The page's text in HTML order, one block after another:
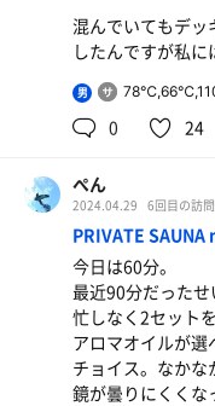
混んでいてもデッ
したんですが私
男
0 24
ぺん
2024.04.29 6回目の訪問
PRIVATE SAUNA
今日は60分。
最近90分だったせ
忙しなく2セット
アロマオイルが選
チョイス。なかな
鏡が曇りにくくな